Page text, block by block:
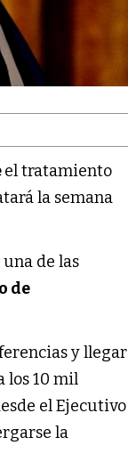
el tratamiento
la semana
una de las
de
y llegar
los 10 mil
el Ejecutivo
la